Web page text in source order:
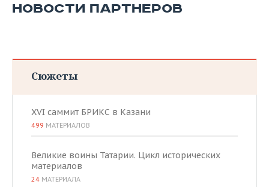
НОВОСТИ ПАРТНЕРОВ
Сюжеты
XVI саммит БРИКС в Казани
499 МАТЕРИАЛОВ
Великие воины Татарии. Цикл исторических
материалов
24 МАТЕРИАЛА